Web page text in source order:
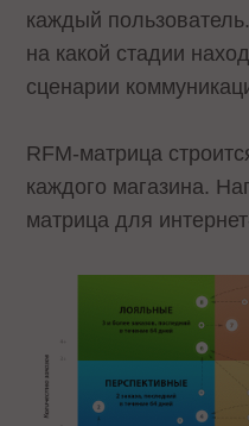
каждый
на какой стадии
сценарии
RFM-матрица
каждого магазина.
матрица для